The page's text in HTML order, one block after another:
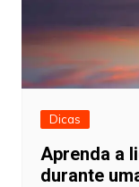
Dicas
Aprenda a
durante